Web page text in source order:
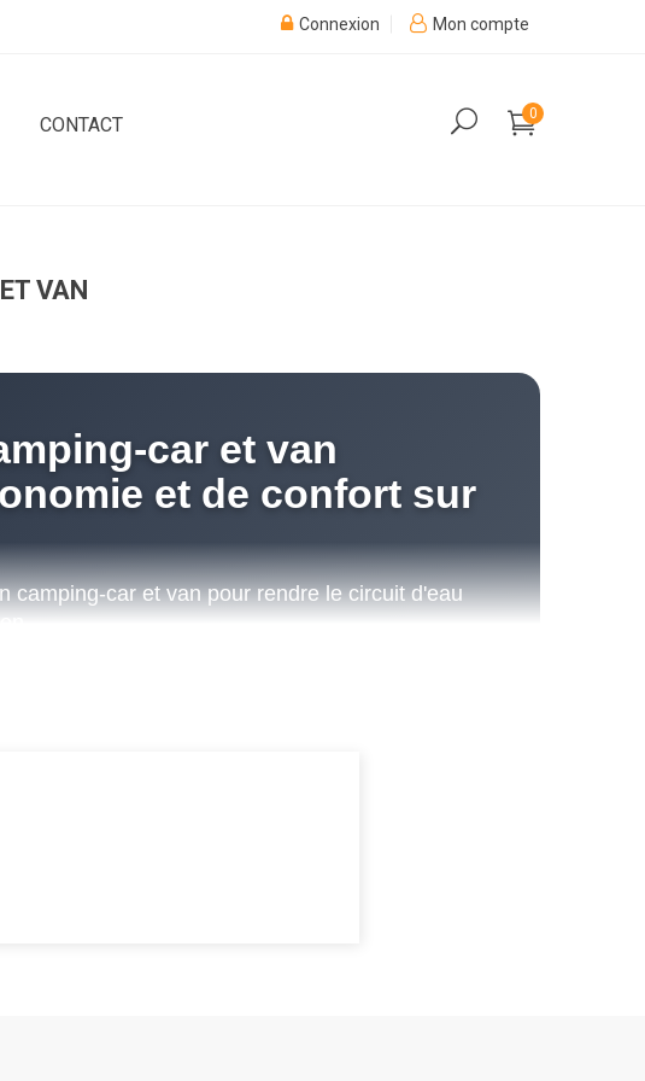
Mon compte
Connexion
0
CONTACT
VAN
car et van
et de confort sur
camping-car et van pour rendre le circuit d'eau